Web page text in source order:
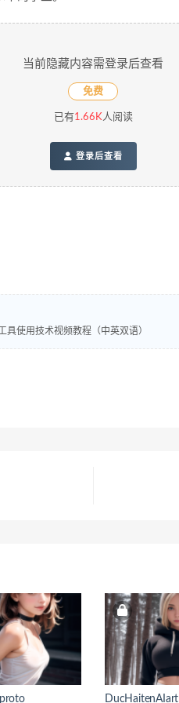
当前隐藏内容需登录后查看
免费
已有1.66K人阅读
登录后查看
具使用技术视频教程（中英双语）
DucHaitenAIart